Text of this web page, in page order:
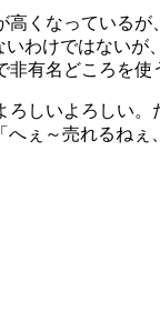
くなっている
いわけではないが
有名どころを
しいよろしい
ぇ～売れるねぇ